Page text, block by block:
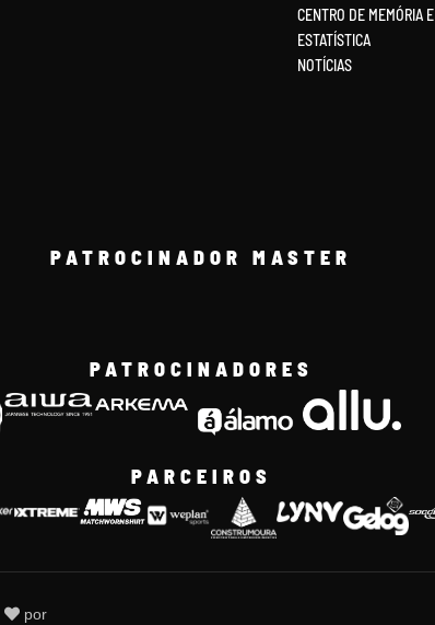
CENTRO DE MEMÓRIA E
ESTATÍSTICA
NOTÍCIAS
PATROCINADOR MASTER
PATROCINADORES
PARCEIROS
por